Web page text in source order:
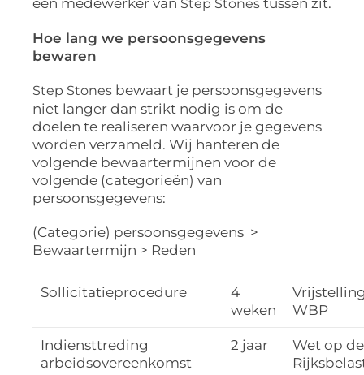
een medewerker van Step Stones tussen zit.
Hoe lang we persoonsgegevens
bewaren
Step Stones bewaart je persoonsgegevens
niet langer dan strikt nodig is om de
doelen te realiseren waarvoor je gegevens
worden verzameld. Wij hanteren de
volgende bewaartermijnen voor de
volgende (categorieën) van
persoonsgegevens:
(Categorie) persoonsgegevens >
Bewaartermijn > Reden
Sollicitatieprocedure
4
weken
WBP
Indiensttreding
arbeidsovereenkomst
2 jaar
Wet op de